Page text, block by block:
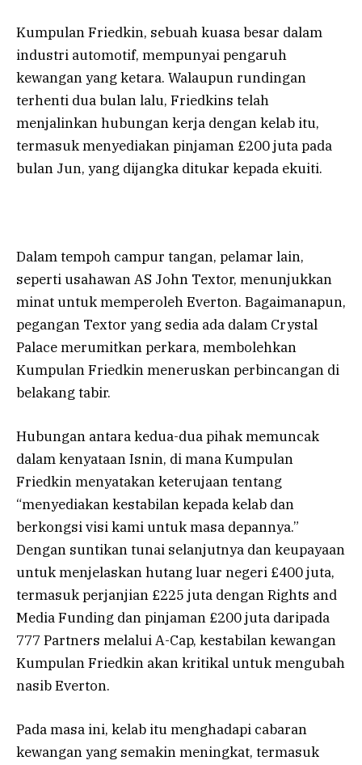
Kumpulan Friedkin, sebuah kuasa besar dalam
industri automotif, mempunyai pengaruh
kewangan yang ketara. Walaupun rundingan
terhenti dua bulan lalu, Friedkins telah
menjalinkan hubungan kerja dengan kelab itu,
termasuk menyediakan pinjaman £200 juta pada
bulan Jun, yang dijangka ditukar kepada ekuiti.
Dalam tempoh campur tangan, pelamar lain,
seperti usahawan AS John Textor, menunjukkan
minat untuk memperoleh Everton. Bagaimanapun,
pegangan Textor yang sedia ada dalam Crystal
Palace merumitkan perkara, membolehkan
Kumpulan Friedkin meneruskan perbincangan di
belakang tabir.
Hubungan antara kedua-dua pihak memuncak
dalam kenyataan Isnin, di mana Kumpulan
Friedkin menyatakan keterujaan tentang
“menyediakan kestabilan kepada kelab dan
berkongsi visi kami untuk masa depannya.”
Dengan suntikan tunai selanjutnya dan keupayaan
untuk menjelaskan hutang luar negeri £400 juta,
termasuk perjanjian £225 juta dengan Rights and
Media Funding dan pinjaman £200 juta daripada
777 Partners melalui A-Cap, kestabilan kewangan
Kumpulan Friedkin akan kritikal untuk mengubah
nasib Everton.
Pada masa ini, kelab itu menghadapi cabaran
kewangan yang semakin meningkat, termasuk